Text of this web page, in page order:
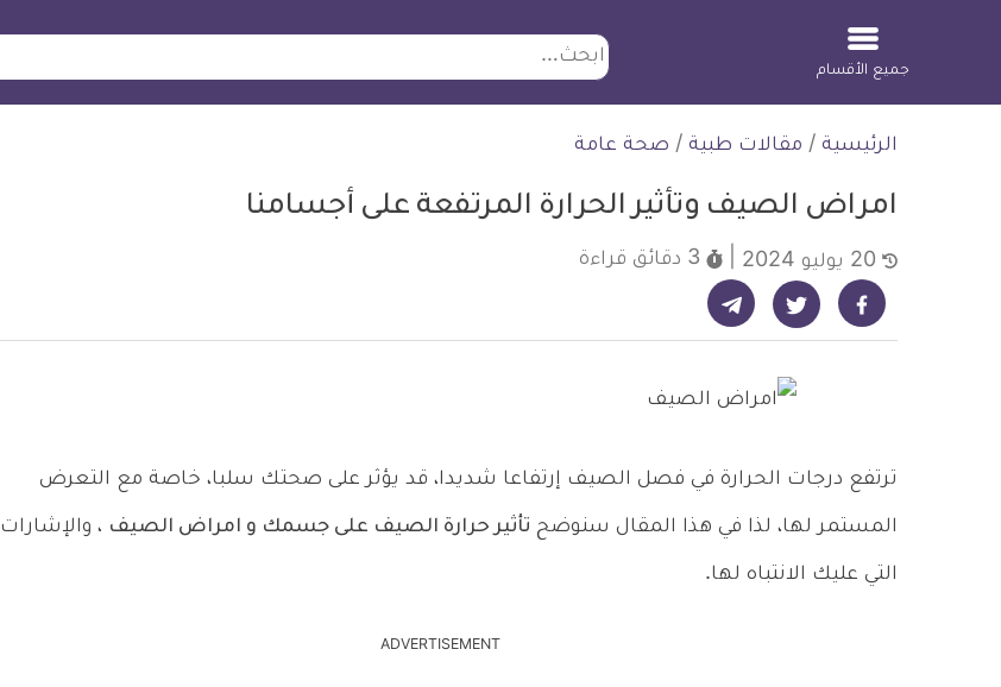
ابحث
جميع الأقسام
الرئيسية / مقالات طبية / صحة عامة
امراض الصيف وتأثير الحرارة المرتفعة على أجسامنا
3 دقائق قراءة
شارك على فيسبوك - ديلي ميديكال انفو شارك على تويتر - ديلي ميديكال انفو شارك على تيليجرام - ديلي ميديكال انفو
ترتفع درجات الحرارة في فصل الصيف إرتفاعا شديدا، قد يؤثر على صحتك سلبا، خاصة مع التعرض
المستمر لها، لذا في هذا المقال سنوضح تأثير حرارة الصيف على جسمك و امراض الصيف ، والإشارات
التي عليك الانتباه لها.
ADVERTISEMENT